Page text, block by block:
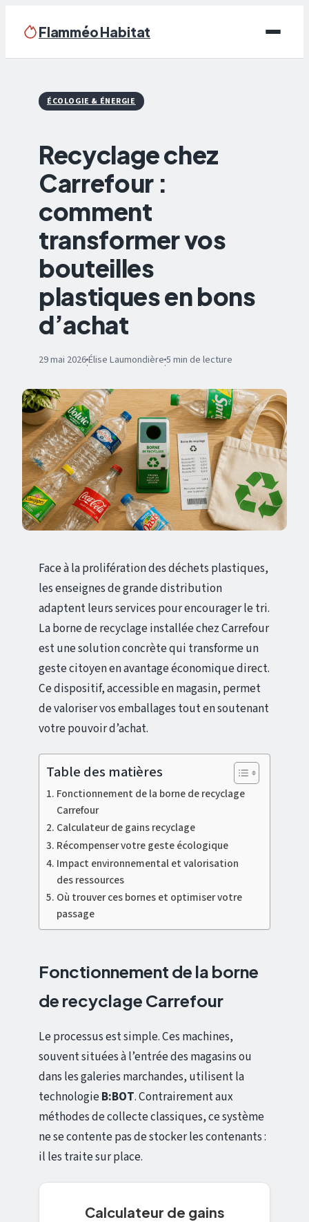
Flamméo Habitat
Écologie & Énergie
Bricolage
Immobilier
Déco
ÉCOLOGIE & ÉNERGIE
Recyclage chez
Carrefour :
comment
transformer vos
bouteilles
plastiques en bons
d’achat
29 mai 2026·Élise Laumondière·5 min de lecture
Face à la prolifération des déchets plastiques,
les enseignes de grande distribution
adaptent leurs services pour encourager le tri.
La borne de recyclage installée chez Carrefour
est une solution concrète qui transforme un
geste citoyen en avantage économique direct.
Ce dispositif, accessible en magasin, permet
de valoriser vos emballages tout en soutenant
votre pouvoir d’achat.
Table des matières
Fonctionnement de la borne de recyclage
Carrefour
Calculateur de gains recyclage
Récompenser votre geste écologique
Impact environnemental et valorisation
des ressources
Où trouver ces bornes et optimiser votre
passage
Fonctionnement de la borne
de recyclage Carrefour
Le processus est simple. Ces machines,
souvent situées à l’entrée des magasins ou
dans les galeries marchandes, utilisent la
technologieB:BOT. Contrairement aux
méthodes de collecte classiques, ce système
ne se contente pas de stocker les contenants :
il les traite sur place.
Calculateur de gains